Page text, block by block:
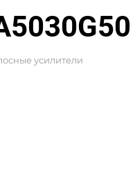
усилители